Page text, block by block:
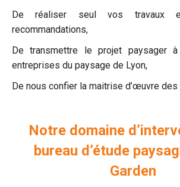
De réaliser seul vos travaux
recommandations,
De transmettre le projet paysager
entreprises du paysage de Lyon,
De nous confier la maitrise d’œuvre des
Notre domaine
bureau d’étude
Garden